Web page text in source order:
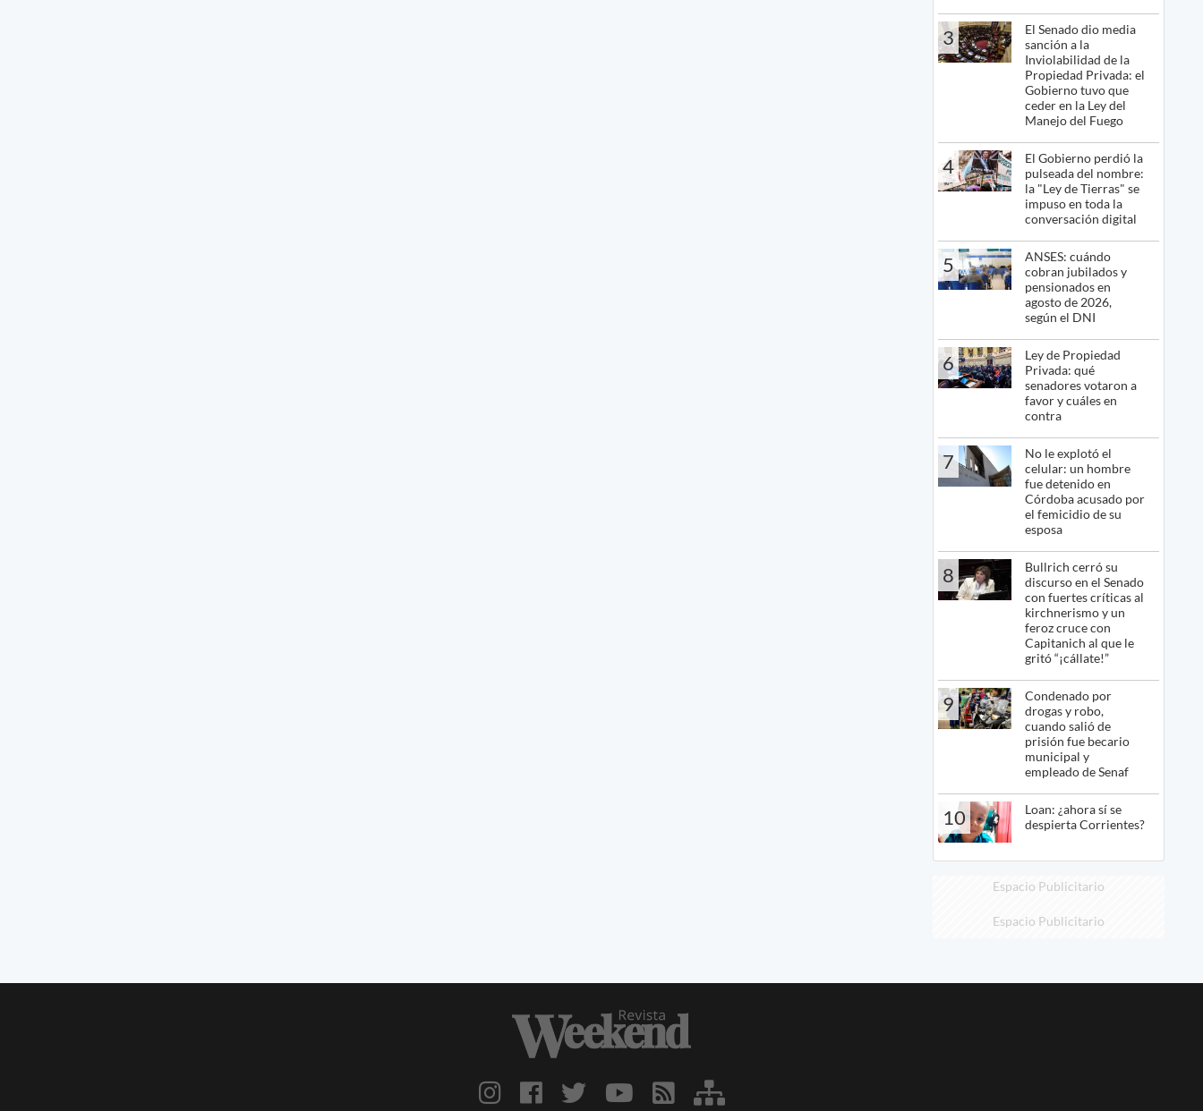
3
El Senado dio media
sanción a la
Inviolabilidad de la
Propiedad Privada: el
Gobierno tuvo que
ceder en la Ley del
Manejo del Fuego
4
El Gobierno perdió la
pulseada del nombre:
la "Ley de Tierras" se
impuso en toda la
conversación digital
5
ANSES: cuándo
cobran jubilados y
pensionados en
agosto de 2026,
según el DNI
6
Ley de Propiedad
Privada: qué
senadores votaron a
favor y cuáles en
contra
7
No le explotó el
celular: un hombre
fue detenido en
Córdoba acusado por
el femicidio de su
esposa
8
Bullrich cerró su
discurso en el Senado
con fuertes críticas al
kirchnerismo y un
feroz cruce con
Capitanich al que le
gritó “¡cállate!”
9
Condenado por
drogas y robo,
cuando salió de
prisión fue becario
municipal y
empleado de Senaf
10
Loan: ¿ahora sí se
despierta Corrientes?
Espacio Publicitario
Espacio Publicitario